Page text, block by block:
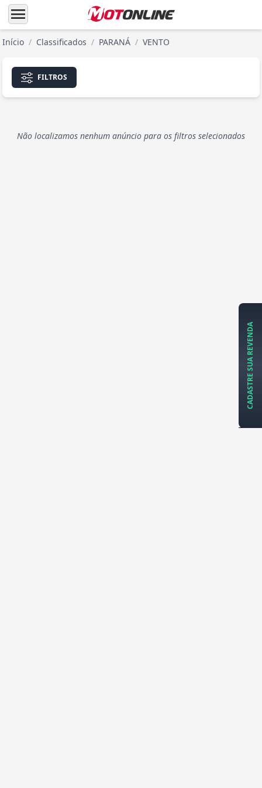
menu
Início / Classificados / PARANÁ / VENTO
FILTROS
Não localizamos nenhum anúncio para os filtros selecionados
CADASTRE SUA REVENDA